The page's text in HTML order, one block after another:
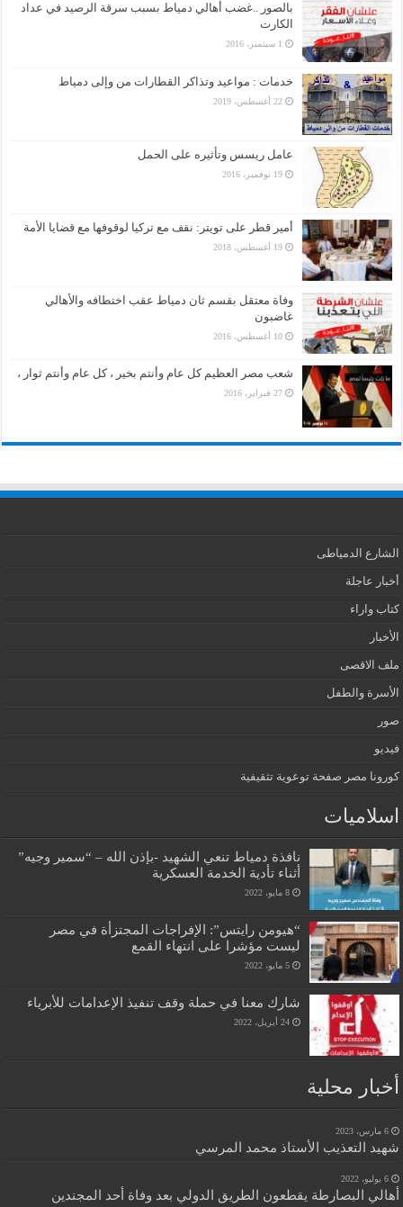
بالصور ..غضب أهالي دمياط بسبب سرقة الرصيد في عداد
الكارت
1 سبتمبر، 2016
خدمات : مواعيد وتذاكر القطارات من وإلى دمياط
22 أغسطس، 2019
عامل ريسس وتأثيره على الحمل
19 نوفمبر، 2016
أمير قطر على تويتر: نقف مع تركيا لوقوفها مع قضايا الأمة
19 أغسطس، 2018
وفاة معتقل بقسم ثان دمياط عقب اختطافه والأهالي
غاضبون
10 أغسطس، 2016
شعب مصر العظيم كل عام وأنتم بخير ، كل عام وأنتم ثوار ،
27 فبراير، 2016
الشارع الدمياطى
أخبار عاجلة
كتاب واراء
الأخبار
ملف الاقصى
الأسرة والطفل
صور
فيديو
كورونا مصر صفحة توعوية تثقيفية
اسلاميات
نافذة دمياط تنعي الشهيد -بإذن الله – “سمير وجيه”
أثناء تأدية الخدمة العسكرية
8 مايو، 2022
“هيومن رايتس”: الإفراجات المجتزأة في مصر
ليست مؤشرا على انتهاء القمع
5 مايو، 2022
شارك معنا في حملة وقف تنفيذ الإعدامات للأبرياء
24 أبريل، 2022
أخبار محلية
6 مارس، 2023
شهيد التعذيب الأستاذ محمد المرسي
6 يوليو، 2022
أهالي البصارطة يقطعون الطريق الدولي بعد وفاة أحد المجندين